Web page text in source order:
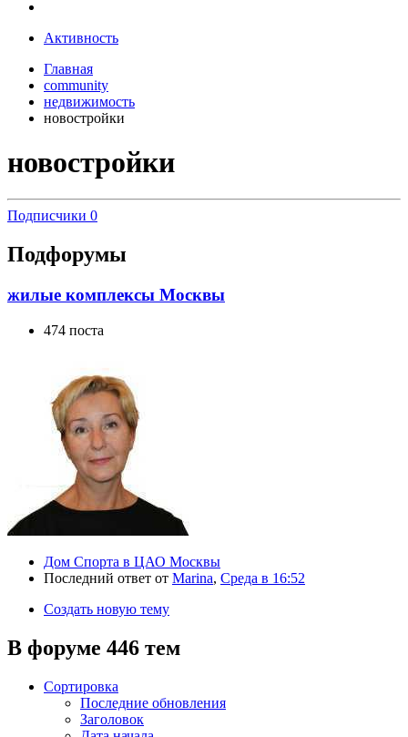
Активность
Главная
community
недвижимость
новостройки
новостройки
Подписчики 0
Подфорумы
жилые комплексы Москвы
474 поста
Дом Спорта в ЦАО Москвы
Последний ответ от Marina, Среда в 16:52
Создать новую тему
В форуме 446 тем
Сортировка
Последние обновления
Заголовок